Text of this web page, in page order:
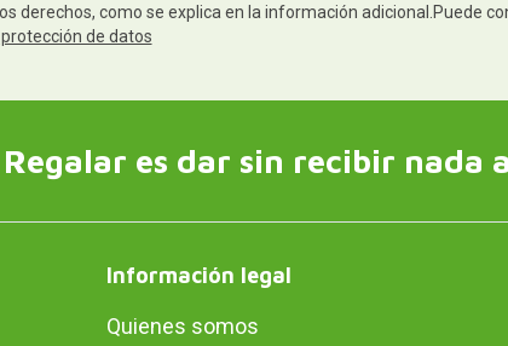
derechos, como se explica en la información adicional.Puede
de datos
Regalar es dar sin recibir nada
Información legal
Quienes somos